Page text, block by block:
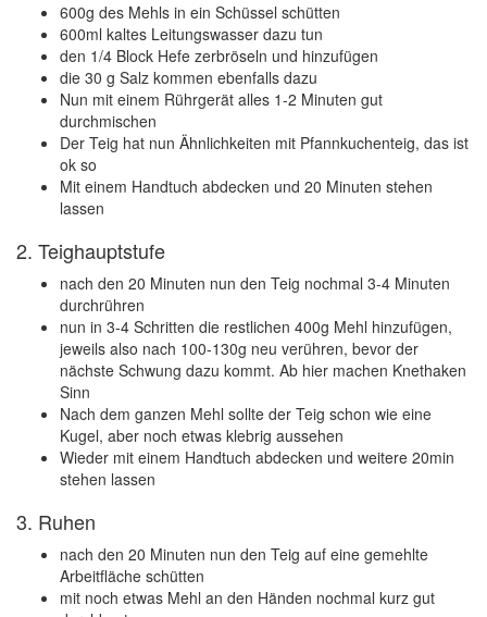
600g des Mehls in ein Schüssel schütten
600ml kaltes Leitungswasser dazu tun
den 1/4 Block Hefe zerbröseln und hinzufügen
die 30 g Salz kommen ebenfalls dazu
Nun mit einem Rührgerät alles 1-2 Minuten gut
durchmischen
Der Teig hat nun Ähnlichkeiten mit Pfannkuchenteig, das ist
ok so
Mit einem Handtuch abdecken und 20 Minuten stehen
lassen
2. Teighauptstufe
nach den 20 Minuten nun den Teig nochmal 3-4 Minuten
durchrühren
nun in 3-4 Schritten die restlichen 400g Mehl hinzufügen,
jeweils also nach 100-130g neu verühren, bevor der
nächste Schwung dazu kommt. Ab hier machen Knethaken
Sinn
Nach dem ganzen Mehl sollte der Teig schon wie eine
Kugel, aber noch etwas klebrig aussehen
Wieder mit einem Handtuch abdecken und weitere 20min
stehen lassen
3. Ruhen
nach den 20 Minuten nun den Teig auf eine gemehlte
Arbeitfläche schütten
mit noch etwas Mehl an den Händen nochmal kurz gut